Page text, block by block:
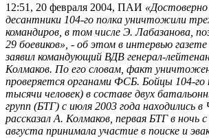
12:51, 20 февраля 2004, ПАИ
десантники 104-го полка уничтожили
командиров, в том числе Э. Лабазанова,
29 боевиков», - об этом в интервью газете
заявил командующий ВДВ генерал-
Колмаков. По его словам, факт
проверяется органами ФСБ. Бойцы 104-го
тысячи человек) в составе двух
групп (БТГ) с июля 2003 года находились в
рассказал А. Колмаков, первая БТГ в ночь
августа принимала участие в поиске и